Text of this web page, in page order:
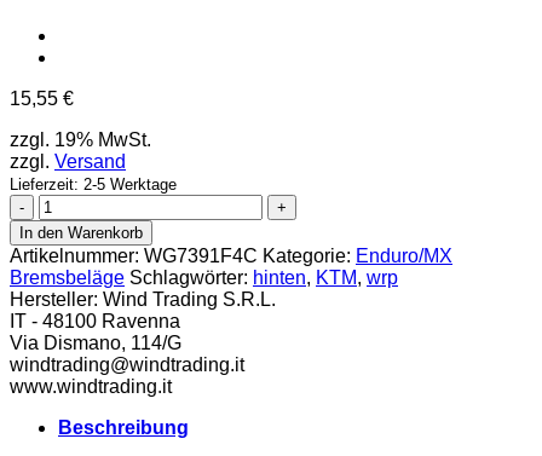
15,55 €
zzgl. 19% MwSt.
zzgl. Versand
Lieferzeit: 2-5 Werktage
WRP
Ceramic
Bremsbelag
KTM
hinten
Menge
In den Warenkorb
Artikelnummer: WG7391F4C Kategorie: Enduro/MX
Bremsbeläge Schlagwörter: hinten, KTM, wrp
Hersteller: Wind Trading S.R.L.
IT - 48100 Ravenna
Via Dismano, 114/G
windtrading@windtrading.it
www.windtrading.it
Beschreibung